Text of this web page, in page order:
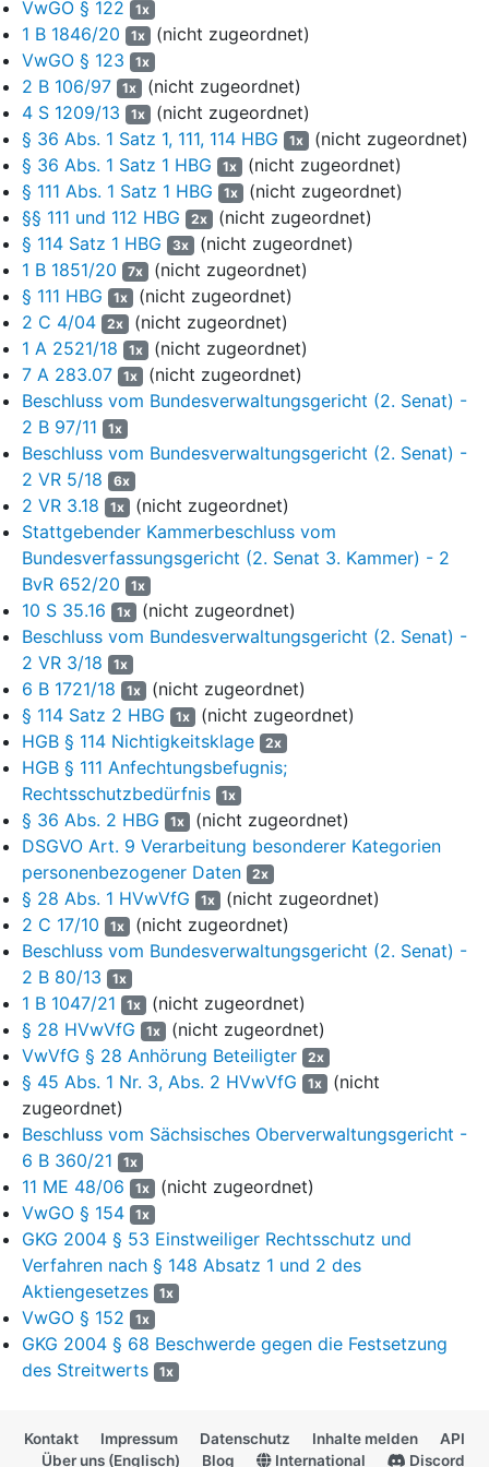
Vollzugsdienst- und Dienstfähigkeit befasst; also auf die
Frage abzielt, ob Sie noch in der Lage sind, den
Anforderungen an den Dienst im allgemeinen
Vollzugsdienst zu genügen. Diese ist weiter erforderlich,
um Ihre physische und psychische Belastbarkeit
hinsichtlich der Vollzugsdienstfähigkeit einschätzen zu
können und bei ggf. bestehenden Einschränkungen in
der dienstlichen Einsatzfähigkeit eine alternative
Verwendungsmöglichkeit suchen zu können.
Konkret wird in Ihrem Fall die privatärztliche Diagnose
dahingehend untersucht, ob und in welchem Ausmaß
auch aus amtsärztlicher Sicht das Wechselschicht-
System aufgrund der attestierten Krankheitsbilder
gemieden werden soll.
Es wird insofern überprüft, ob Ihre Krankheitsbilder mit
den Tätigkeiten der Dienste im allgemeinen
Vollzugsdienst vereinbar sind und tatsächlich mit einer
Zunahme zu rechnen ist, wenn Sie weiterhin im
Wechselschicht- und/oder Schichtdienst eingesetzt
werden.
Für den Fall, dass weitere eigene, ggfls. auch
fachärztliche Untersuchungstermine für erforderlich
erachtet werden, weise ich bereits jetzt vorsorglich
daraufhin, dass Sie sich auch diesen Untersuchungen
unterziehen müssen.
Die abschließende Festlegung des Zeitpunktes und des
Ortes der Untersuchung erfolgt mit gesondertem
Schreiben durch die hiesige Behörde.
Beiliegend übersende ich Ihnen eine
Einverständniserklärung zur Einsicht in medizinische
Unterlagen sowie einen Anamnesebogen. Ich möchte Sie
bitten diese Dokumente auszufüllen und vorab an das
Hessische Amt für Versorgung und Soziales, Walter-
Möller-Platz 1, 60439 Frankfurt am Main zu übersenden.“
4
In dem Untersuchungsauftrag an das Hessische Amt für
Versorgung und Soziales Frankfurt am Main vom 8. Oktober
2020 wurden die Krankheits-/AU-Zeiten der letzten 12 Monate
tabellarisch erfasst und Informationen zum Arbeitsplatz des
Antragstellers mitgeteilt. Es wurde u. a. gebeten, den
Antragsteller zu untersuchen und festzustellen, ob aus ärztlicher
Sicht die Voraussetzungen für die Feststellung der
Vollzugsdienstunfähigkeit vorliegen und wenn ja, ob bei dem
Antragsteller die gesundheitlichen Voraussetzungen vorliegen, in
einer Funktion eines Laufbahnzweiges weiterverwendet zu
werden, die die besonderen gesundheitlichen Anforderungen auf
Dauer nicht mehr uneingeschränkt erfordert. Sollte der
Antragsteller für eine weitere Verwendung im allgemeinen
Vollzugsdienst gesundheitlich nicht geeignet erscheinen, wurde
gebeten, festzustellen, ob aus ärztlicher Sicht der Antragsteller
für den allgemeinen Verwaltungsdienst geeignet erscheint.
5
Ein konkreter Untersuchungstermin wurde dem Antragsteller
bisher nicht mitgeteilt.
vorläufigen Rechtsschutzes bei dem Verwaltungsgericht
Frankfurt am Main nachgesucht.
VwGO § 122 1x
1 B 1846/20 1x (nicht zugeordnet)
VwGO § 123
1x
2 B 106/97 1x (nicht zugeordnet)
4 S 1209/13
1x (nicht zugeordnet)
§ 36 Abs. 1 Satz 1, 111, 114 HBG
1x (nicht zugeordnet)
§ 36 Abs. 1 Satz 1 HBG
1x (nicht zugeordnet)
§ 111 Abs. 1 Satz 1 HBG
1x (nicht zugeordnet)
§§ 111 und 112 HBG
2x (nicht zugeordnet)
§ 114 Satz 1 HBG
3x (nicht zugeordnet)
1 B 1851/20
7x (nicht zugeordnet)
§ 111 HBG
1x (nicht zugeordnet)
2 C 4/04
2x (nicht zugeordnet)
1 A 2521/18
1x (nicht zugeordnet)
7 A 283.07
1x (nicht zugeordnet)
Beschluss vom Bundesverwaltungsgericht (2. Senat) -
2 B 97/11
1x
Beschluss vom Bundesverwaltungsgericht (2. Senat) -
2 VR 5/18
6x
2 VR 3.18 1x (nicht zugeordnet)
Stattgebender Kammerbeschluss vom
Bundesverfassungsgericht (2. Senat 3. Kammer) - 2
BvR 652/20
1x
10 S 35.16 1x (nicht zugeordnet)
Beschluss vom Bundesverwaltungsgericht (2. Senat) -
2 VR 3/18
1x
6 B 1721/18 1x (nicht zugeordnet)
§ 114 Satz 2 HBG
1x (nicht zugeordnet)
HGB § 114 Nichtigkeitsklage
2x
HGB § 111 Anfechtungsbefugnis;
Rechtsschutzbedürfnis
1x
§ 36 Abs. 2 HBG 1x (nicht zugeordnet)
DSGVO Art. 9 Verarbeitung besonderer Kategorien
personenbezogener Daten
2x
§ 28 Abs. 1 HVwVfG 1x (nicht zugeordnet)
2 C 17/10
1x (nicht zugeordnet)
Beschluss vom Bundesverwaltungsgericht (2. Senat) -
2 B 80/13
1x
1 B 1047/21 1x (nicht zugeordnet)
§ 28 HVwVfG
1x (nicht zugeordnet)
VwVfG § 28 Anhörung Beteiligter
2x
§ 45 Abs. 1 Nr. 3, Abs. 2 HVwVfG 1x (nicht
zugeordnet)
Beschluss vom Sächsisches Oberverwaltungsgericht -
6 B 360/21
1x
11 ME 48/06 1x (nicht zugeordnet)
VwGO § 154
1x
GKG 2004 § 53 Einstweiliger Rechtsschutz und
Verfahren nach § 148 Absatz 1 und 2 des
Aktiengesetzes
1x
VwGO § 152 1x
GKG 2004 § 68 Beschwerde gegen die Festsetzung
des Streitwerts
1x
Kontakt Impressum Datenschutz Inhalte melden
API
Über uns (Englisch)
Blog International Discord